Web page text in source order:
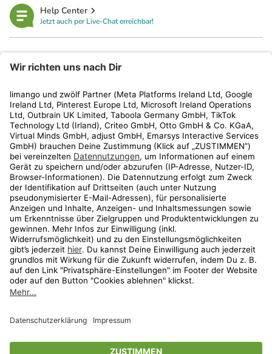
Help Center
Jetzt auch per Live-Chat erreichbar!
Kundenservice
Shop
Aktionen
Travel